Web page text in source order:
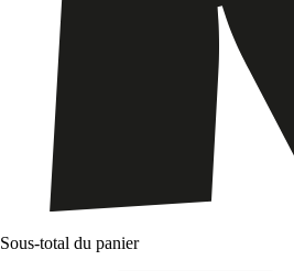
Sous-total du panier